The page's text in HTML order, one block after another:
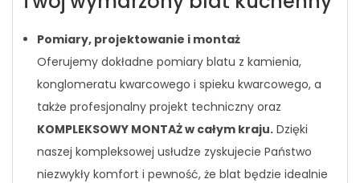
Pomiary, projektowanie i montaż
Oferujemy dokładne pomiary blatu z kamienia,
konglomeratu kwarcowego i spieku kwarcowego, a
także profesjonalny projekt techniczny oraz
KOMPLEKSOWY MONTAŻ w całym kraju. Dzięki
naszej kompleksowej usłudze zyskujecie Państwo
niezwykły komfort i pewność, że blat będzie idealnie